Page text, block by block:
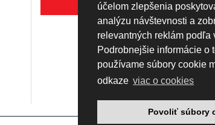
účelom zlepšenia
analýzu návštevnosti a
relevantných reklám podľa
Podrobnejšie informácie o
používame súbory cookie
odkaze viac o cookies
Povoliť súbory